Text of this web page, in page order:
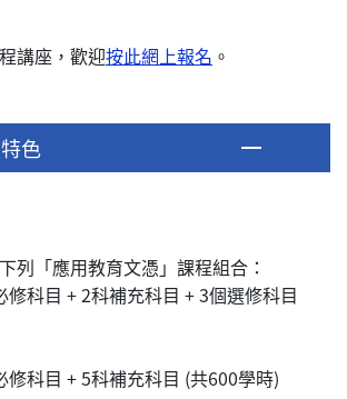
講座，歡迎按此網上報名 。
色
列「應用教育文憑」課程組合：
修科目 + 2科補充科目 + 3個選修科目
修科目 + 5科補充科目 (共600學時)